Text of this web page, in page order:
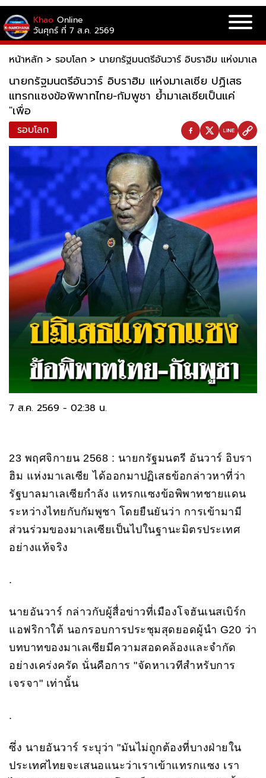
Khao Online
วันศุกร์ ที่ 7 ส.ค. 2569
หน้าหลัก > รอบโลก > นายกรัฐมนตรีอันวาร์ อิบราฮิม แห่งมาเล
นายกรัฐมนตรีอันวาร์ อิบราฮิม แห่งมาเลเซีย ปฏิเสธ
แทรกแซงข้อพิพาทไทย-กัมพูชา ย้ำมาเลเซียเป็นแค่
"เพื่อ
รอบโลก
7 ส.ค. 2569 - 02:38 น.
23 พฤศจิกายน 2568 : นายกรัฐมนตรี อันวาร์ อิบรา
ฮิม แห่งมาเลเซีย ได้ออกมาปฏิเสธข้อกล่าวหาที่ว่า
รัฐบาลมาเลเซียกำลัง แทรกแซงข้อพิพาทชายแดน
ระหว่างไทยกับกัมพูชา โดยยืนยันว่า การเข้ามามี
ส่วนร่วมของมาเลเซียเป็นไปในฐานะมิตรประเทศ
อย่างแท้จริง
.
นายอันวาร์ กล่าวกับผู้สื่อข่าวที่เมืองโจฮันเนสเบิร์ก
แอฟริกาใต้ นอกรอบการประชุมสุดยอดผู้นำ G20 ว่า
บทบาทของมาเลเซียมีความสอดคล้องและจำกัด
อย่างเคร่งครัด นั่นคือการ "จัดหาเวทีสำหรับการ
เจรจา" เท่านั้น
.
ซึ่ง นายอันวาร์ ระบุว่า "มันไม่ถูกต้องที่บางฝ่ายใน
ประเทศไทยจะเสนอแนะว่าเราเข้าแทรกแซง เรา